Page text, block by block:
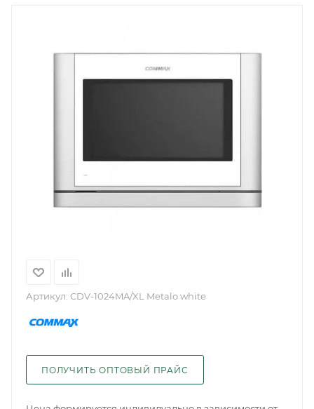
Артикул: CDV-1024MA/XL Metalo white
ПОЛУЧИТЬ ОПТОВЫЙ ПРАЙС